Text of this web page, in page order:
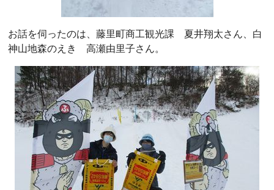
お話を伺ったのは、藤里町商工観光課 夏井翔太さん、白
神山地森のえき 高瀬由里子さん。